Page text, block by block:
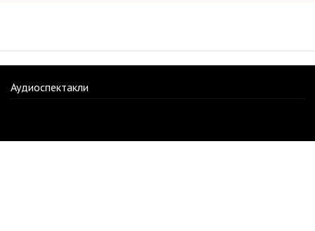
Аудиоспектакли